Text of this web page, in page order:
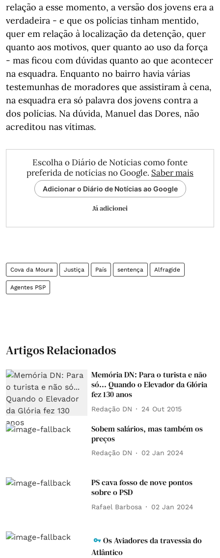
relação a esse momento, a versão dos jovens era a
verdadeira - e que os polícias tinham mentido,
quer em relação à localização da detenção, quer
quanto aos motivos, quer quanto ao uso da força
- mas ficou com dúvidas quanto ao que acontecer
na esquadra. Enquanto no bairro havia várias
testemunhas de moradores que assistiram à cena,
na esquadra era só palavra dos jovens contra a
dos polícias. Na dúvida, Manuel das Dores, não
acreditou nas vítimas.
Escolha o Diário de Notícias como fonte
preferida de notícias no Google. Saber mais
Adicionar o Diário de Notícias ao Google
Já adicionei
Cova da Moura Justiça País sentença Alfragide
Agentes PSP
Artigos Relacionados
Memória DN: Para o turista e não
só... Quando o Elevador da Glória
fez 130 anos
Redação DN 24 Out 2015
Sobem salários, mas também os
preços
Redação DN 02 Jan 2024
PS cava fosso de nove pontos
sobre o PSD
Rafael Barbosa 02 Jan 2024
Os Aviadores da travessia do
Atlântico